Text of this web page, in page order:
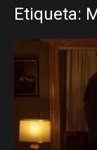
Etiqueta: